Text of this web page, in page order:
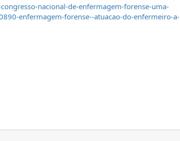
nacional-de-enfermagem-forense-uma-
enfermagem-forense--atuacao-do-enfermeiro-a-